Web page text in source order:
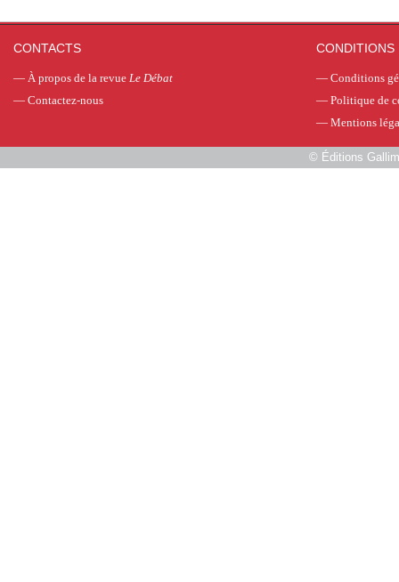
CONTACTS
— À propos de la revue Le Débat
— Contactez-nous
CONDITIONS
— Conditions
— Politique de
— Mentions
© Éditions